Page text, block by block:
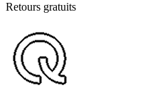
Retours gratuits